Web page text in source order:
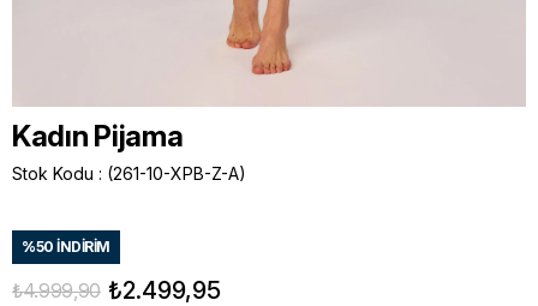
Kadın Pijama
Stok Kodu (261-10-XPB-Z-A)
%50 İNDIRIM
₺4.999,90 ₺2.499,95